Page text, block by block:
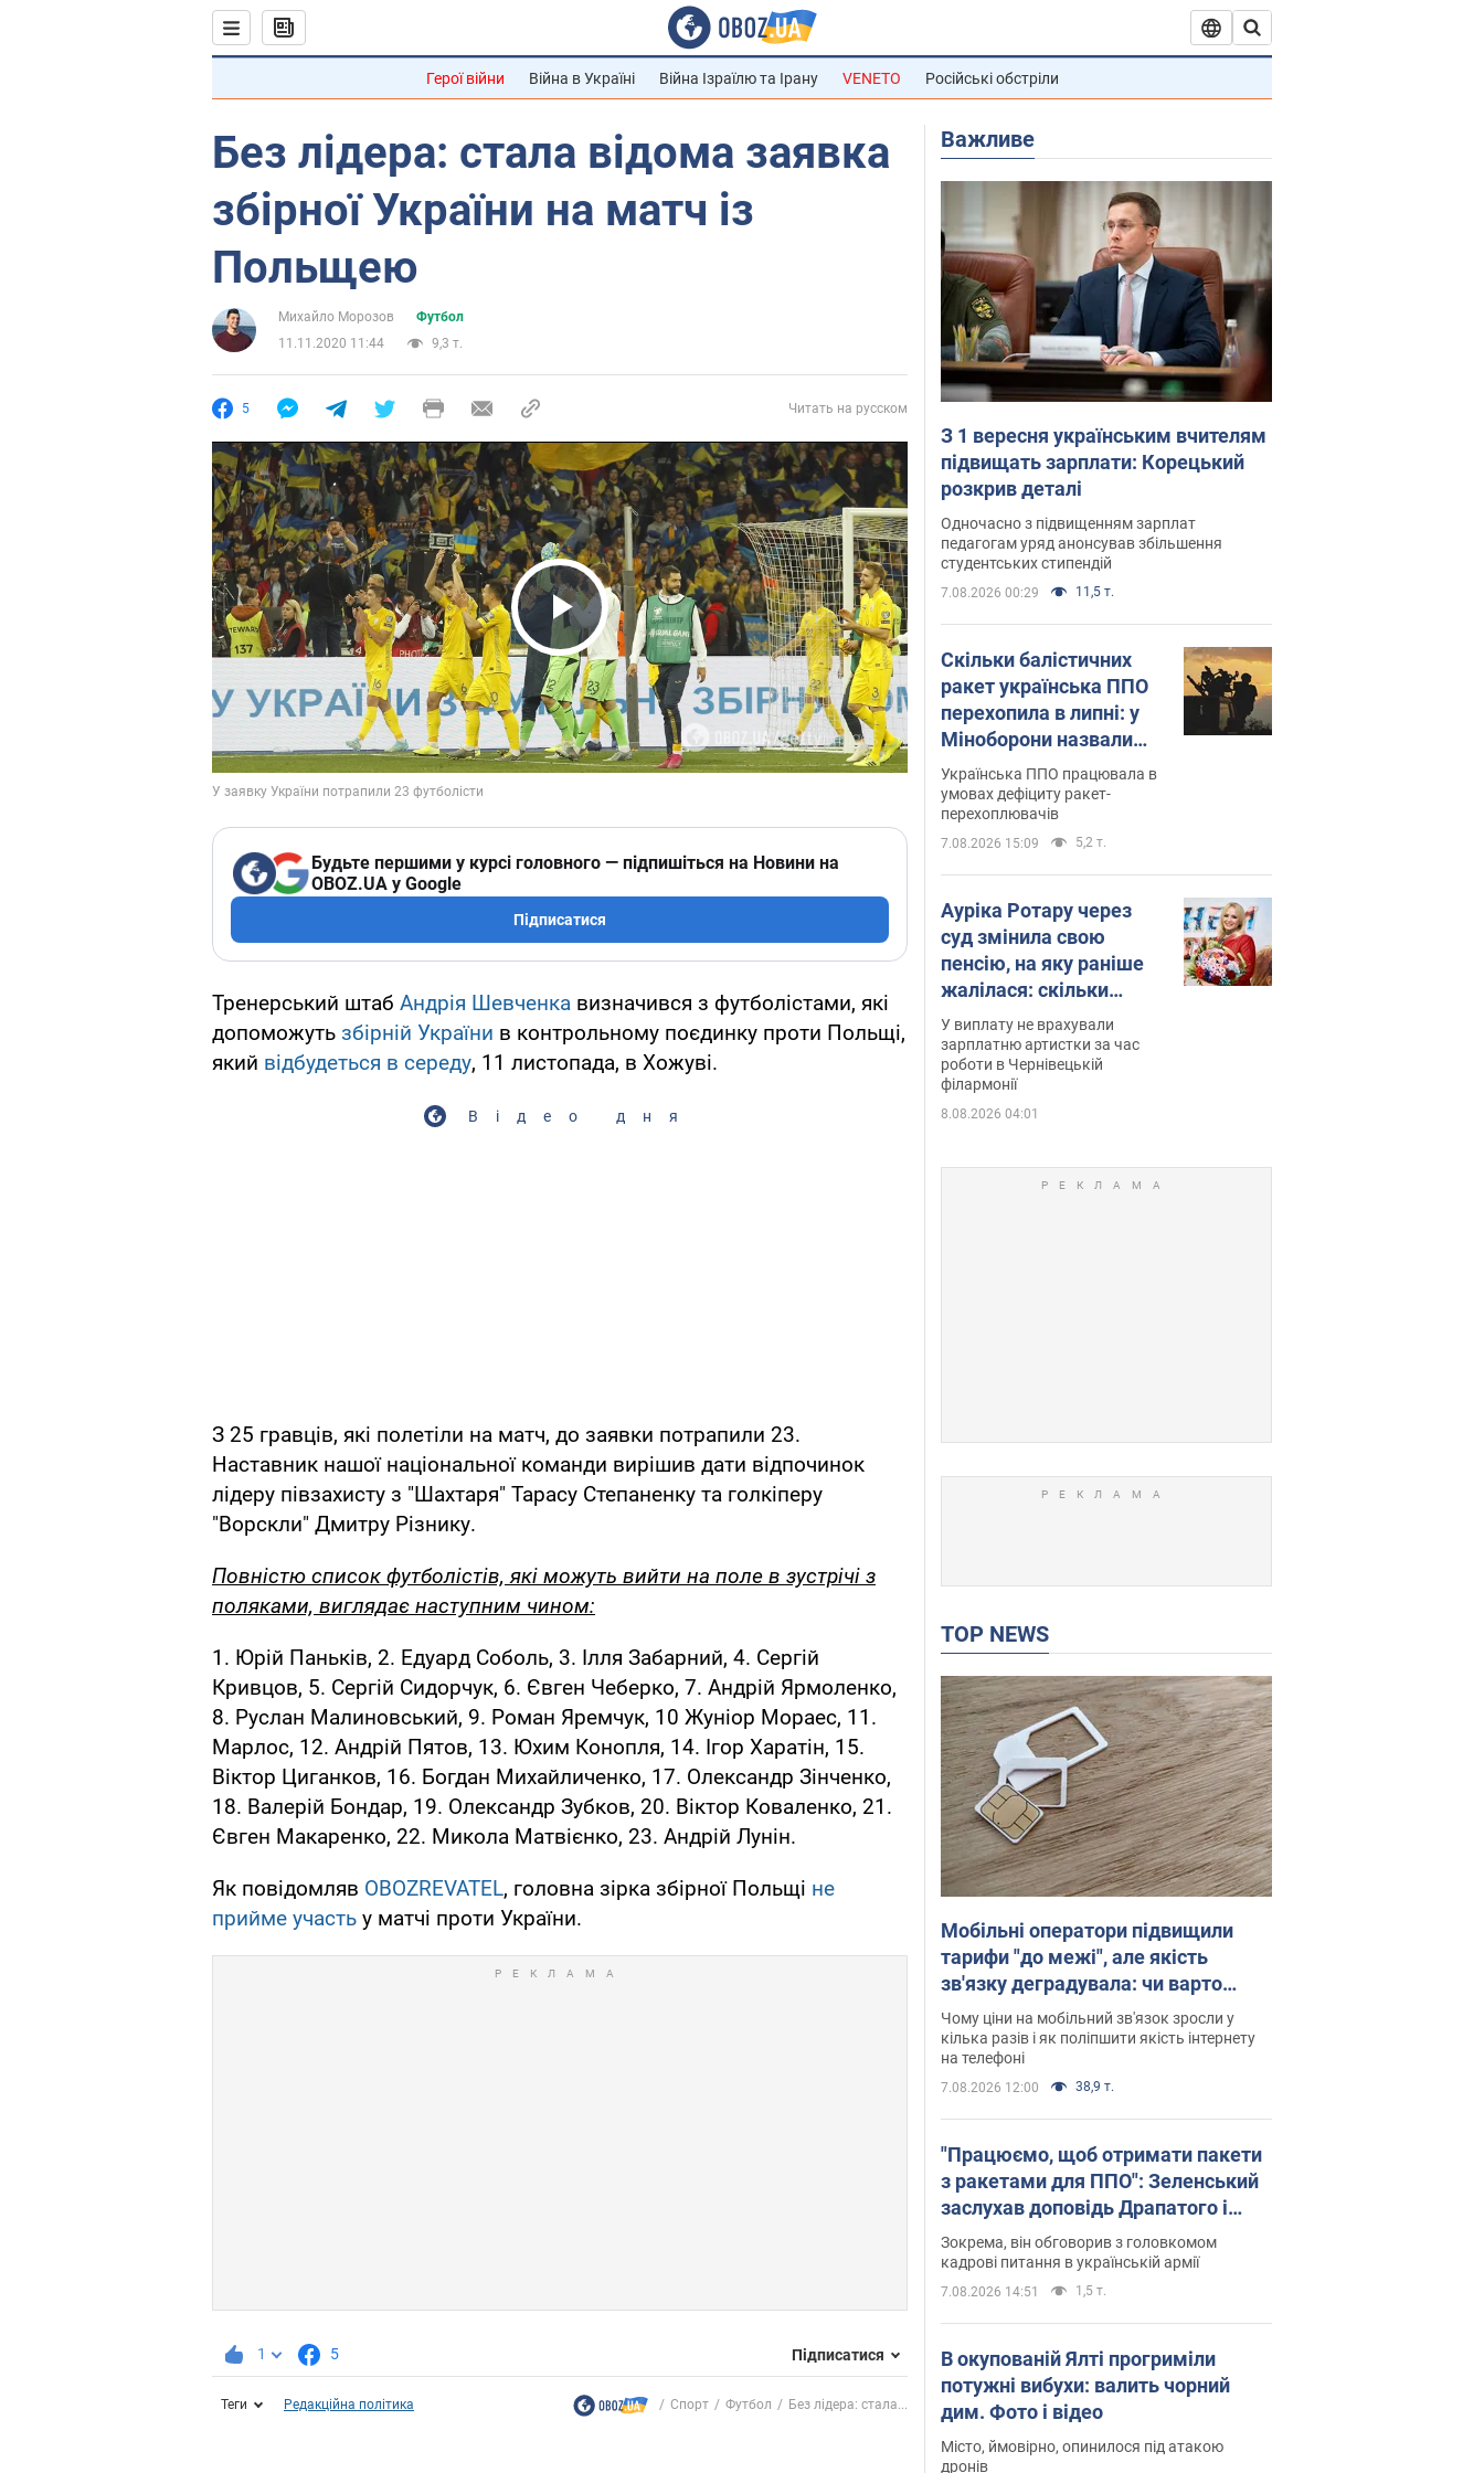
Герої війни Війна в Україні Війна Ізраїлю та Ірану VENETO Російські обстріли
Без лідера: стала відома заявка
збірної України на матч із
Польщею
Михайло Морозов
Футбол
11.11.2020 11:44
9,3 т.
5 Читать на русском
Play Video
Будьте першими у курсі головного — підпишіться на Новини на
OBOZ.UA у Google
Підписатися
Тренерський штаб Андрія Шевченка визначився з футболістами, які
допоможуть збірній України в контрольному поєдинку проти Польщі,
який відбудеться в середу, 11 листопада, в Хожуві.
Відео дня
З 25 гравців, які полетіли на матч, до заявки потрапили 23.
Наставник нашої національної команди вирішив дати відпочинок
лідеру півзахисту з "Шахтаря" Тарасу Степаненку та голкіперу
"Ворскли" Дмитру Різнику.
Повністю список футболістів, які можуть вийти на поле в зустрічі з
поляками, виглядає наступним чином:
1. Юрій Паньків, 2. Едуард Соболь, 3. Ілля Забарний, 4. Сергій
Кривцов, 5. Сергій Сидорчук, 6. Євген Чеберко, 7. Андрій Ярмоленко,
8. Руслан Малиновський, 9. Роман Яремчук, 10 Жуніор Мораес, 11.
Марлос, 12. Андрій Пятов, 13. Юхим Конопля, 14. Ігор Харатін, 15.
Віктор Циганков, 16. Богдан Михайличенко, 17. Олександр Зінченко,
18. Валерій Бондар, 19. Олександр Зубков, 20. Віктор Коваленко, 21.
Євген Макаренко, 22. Микола Матвієнко, 23. Андрій Лунін.
Як повідомляв OBOZREVATEL, головна зірка збірної Польщі не
прийме участь у матчі проти України.
1 5 Підписатися
Теги Редакційна політика Спорт Футбол Без лідера: стала...
Важливе
З 1 вересня українським вчителям
підвищать зарплати: Корецький
розкрив деталі
Одночасно з підвищенням зарплат
педагогам уряд анонсував збільшення
студентських стипендій
7.08.2026 00:29 11,5 т.
Скільки балістичних
ракет українська ППО
перехопила в липні: у
Міноборони назвали
цифру
Українська ППО працювала в
умовах дефіциту ракет-
перехоплювачів
7.08.2026 15:09 5,2 т.
Ауріка Ротару через
суд змінила свою
пенсію, на яку раніше
жалілася: скільки
отримувала співачка
У виплату не врахували
зарплатню артистки за час
роботи в Чернівецькій
філармонії
8.08.2026 04:01
TOP NEWS
Мобільні оператори підвищили
тарифи "до межі", але якість
зв'язку деградувала: чи варто
скаржитись на ціни
Чому ціни на мобільний зв'язок зросли у
кілька разів і як поліпшити якість інтернету
на телефоні
7.08.2026 12:00 38,9 т.
"Працюємо, щоб отримати пакети
з ракетами для ППО": Зеленський
заслухав доповідь Драпатого і
анонсував нові кроки
Зокрема, він обговорив з головкомом
кадрові питання в українській армії
7.08.2026 14:51 1,5 т.
В окупованій Ялті прогриміли
потужні вибухи: валить чорний
дим. Фото і відео
Місто, ймовірно, опинилося під атакою
дронів